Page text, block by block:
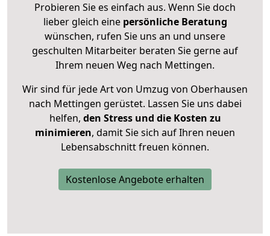
Probieren Sie es einfach aus. Wenn Sie doch
lieber gleich eine persönliche Beratung
wünschen, rufen Sie uns an und unsere
geschulten Mitarbeiter beraten Sie gerne auf
Ihrem neuen Weg nach Mettingen.
Wir sind für jede Art von Umzug von Oberhausen
nach Mettingen gerüstet. Lassen Sie uns dabei
helfen, den Stress und die Kosten zu
minimieren, damit Sie sich auf Ihren neuen
Lebensabschnitt freuen können.
Kostenlose Angebote erhalten